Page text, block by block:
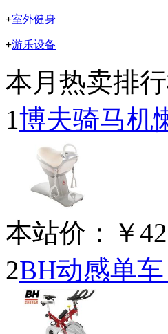
+室外健身
+游乐设备
本月热卖排
1博夫骑马机
本站价： ￥
2BH动感单